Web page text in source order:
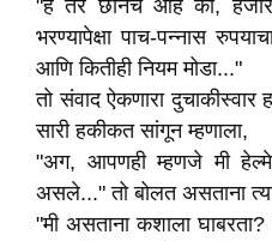
"हे तर छानच आहे की,
भरण्यापेक्षा पाच-पन्नास
आणि कितीही नियम मोडा..."
तो संवाद ऐकणारा
सारी हकीकत सांगून म्हणाला,
"अग, आपणही म्हणजे मी
असले..." तो बोलत असताना
"मी असताना कशाला